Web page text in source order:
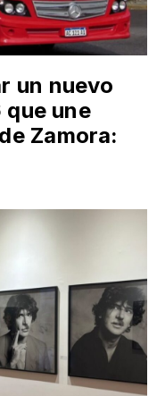
un nuevo
que une
Zamora: